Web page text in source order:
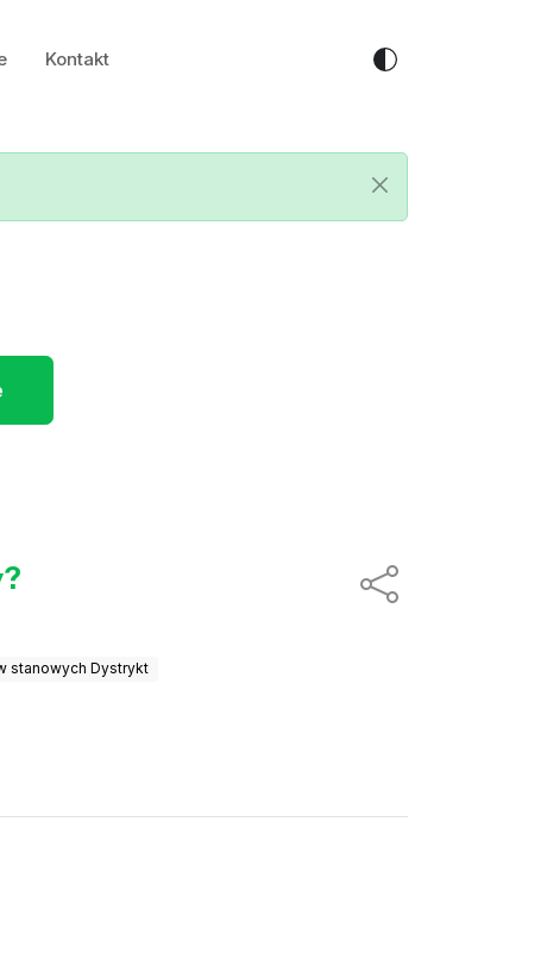
Kontakt
stanowych Dystrykt